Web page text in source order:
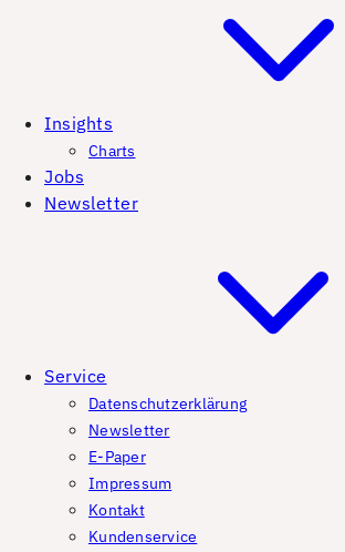
Insights
Charts
Jobs
Newsletter
Service
Datenschutzerklärung
Newsletter
E-Paper
Impressum
Kontakt
Kundenservice